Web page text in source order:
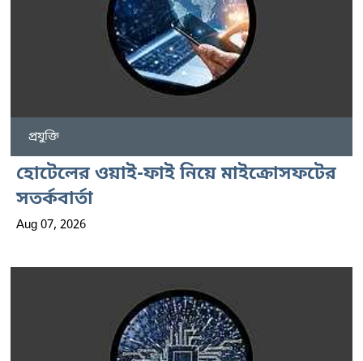
প্রযুক্তি
হোটেলের ওয়াই-ফাই নিয়ে মাইক্রোসফটের
সতর্কবার্তা
Aug 07, 2026